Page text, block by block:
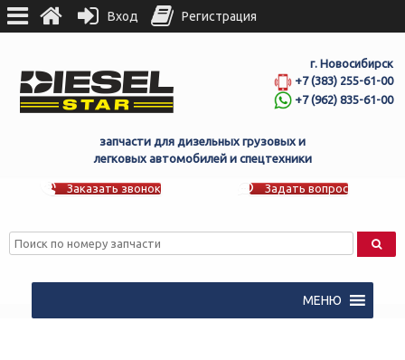
г. Новосибирск
+7 (383) 255-61-00
+7 (962) 835-61-00
запчасти для дизельных грузовых и
легковых автомобилей и спецтехники
Заказать звонок Задать вопрос
МЕНЮ
Вход Регистрация